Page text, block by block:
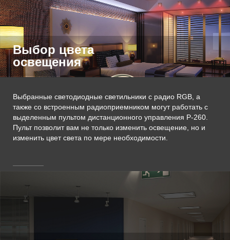
Выбор цвета
освещения
Выбранные светодиодные светильники с радио RGB, а
также со встроенным радиоприемником могут работать с
выделенным пультом дистанционного управления P-260.
Пульт позволит вам не только изменить освещение, но и
изменить цвет света по мере необходимости.